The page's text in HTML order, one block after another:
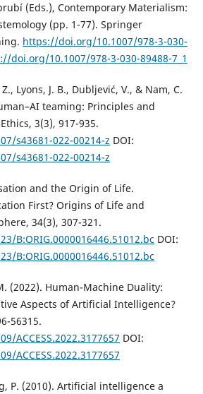
(Eds.), Contemporary Materialism:
(pp. 1-77). Springer
https://doi.org/10.1007/978-3-030-
doi.org/10.1007/978-3-030-89488-7_1
Lyons, J. B., Dubljević, V., & Nam, C.
teaming: Principles and
3(3), 917-935.
s43681-022-00214-z DOI:
s43681-022-00214-z
and the Origin of Life.
First? Origins of Life and
34(3), 307-321.
B:ORIG.0000016446.51012.bc DOI:
B:ORIG.0000016446.51012.bc
(2022). Human-Machine Duality:
Aspects of Artificial Intelligence?
56315.
ACCESS.2022.3177657 DOI:
ACCESS.2022.3177657
P. (2010). Artificial intelligence a